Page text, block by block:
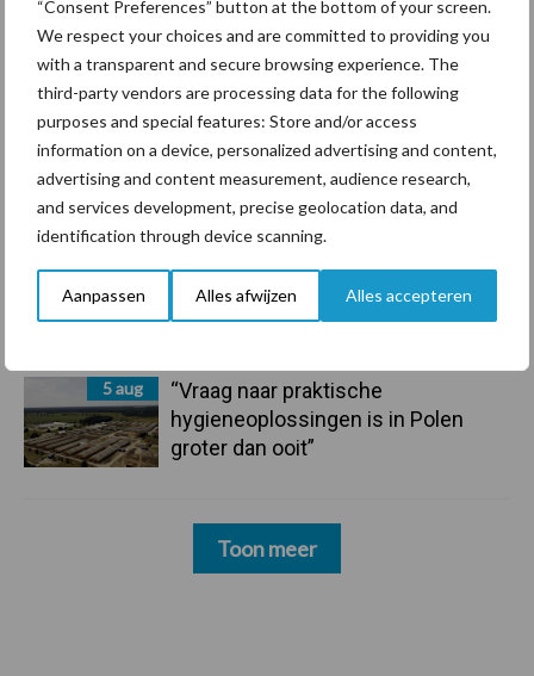
“Consent Preferences” button at the bottom of your screen.
We respect your choices and are committed to providing you
with a transparent and secure browsing experience. The
third-party vendors are processing data for the following
purposes and special features: Store and/or access
information on a device, personalized advertising and content,
advertising and content measurement, audience research,
and services development, precise geolocation data, and
identification through device scanning.
Aanpassen Alles afwijzen Alles accepteren
7 aug
De speenhuid: een vaak
onderschatte risicofactor voor
mastitis
6 aug
ForFarmers ziet volume en
marktaandeel groeien in krimpende
Nederlandse markt
6 aug
Tien praktische tips voor een
langere levensduur
5 aug
“Vraag naar praktische
hygieneoplossingen is in Polen
groter dan ooit”
Toon meer